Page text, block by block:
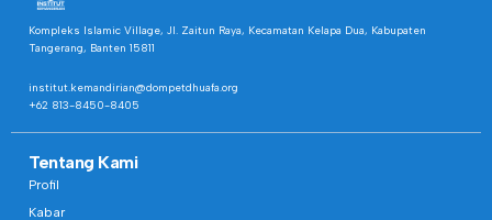
Kompleks Islamic Village, Jl. Zaitun Raya, Kecamatan Kelapa Dua, Kabupaten
Tangerang, Banten 15811
institut.kemandirian@dompetdhuafa.org
+62 813-8450-8405
Tentang Kami
Profil
Kabar